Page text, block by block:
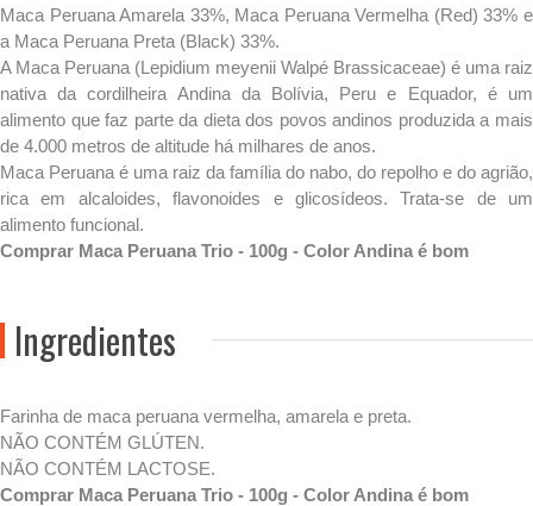
Maca Peruana Amarela 33%, Maca Peruana Vermelha (Red) 33% e
a Maca Peruana Preta (Black) 33%.
A Maca Peruana (Lepidium meyenii Walpé Brassicaceae) é uma raiz
nativa da cordilheira Andina da Bolívia, Peru e Equador, é um
alimento que faz parte da dieta dos povos andinos produzida a mais
de 4.000 metros de altitude há milhares de anos.
Maca Peruana é uma raiz da família do nabo, do repolho e do agrião,
rica em alcaloides, flavonoides e glicosídeos. Trata-se de um
alimento funcional.
Comprar Maca Peruana Trio - 100g - Color Andina é bom
Ingredientes
Farinha de maca peruana vermelha, amarela e preta.
NÃO CONTÉM GLÚTEN.
NÃO CONTÉM LACTOSE.
Comprar Maca Peruana Trio - 100g - Color Andina é bom